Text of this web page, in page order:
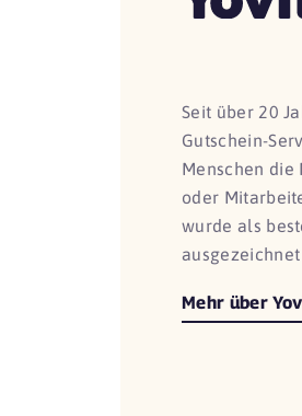
Seit über 20
Gutschein-
Menschen die
oder
wurde als
Mehr über